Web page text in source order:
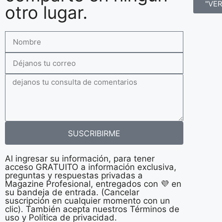
otro lugar.
SUSCRIBIRME
Al ingresar su información, para tener
acceso GRATUITO a información exclusiva,
preguntas y respuestas privadas a
Magazine Profesional, entregados con 💜 en
su bandeja de entrada. (Cancelar
suscripción en cualquier momento con un
clic). También acepta nuestros Términos de
uso y Política de privacidad.